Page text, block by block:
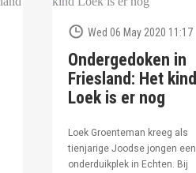
Wed 06 May 2020 11:17
Ondergedoken in
Friesland: Het kind
Loek is er nog
Loek Groenteman kreeg als
tienjarige Joodse jongen een
onderduikplek in Echten. Bij